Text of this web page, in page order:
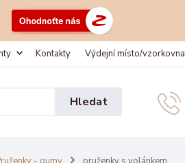
Kontakty Výdejní místo/vzorkovna
Hledat